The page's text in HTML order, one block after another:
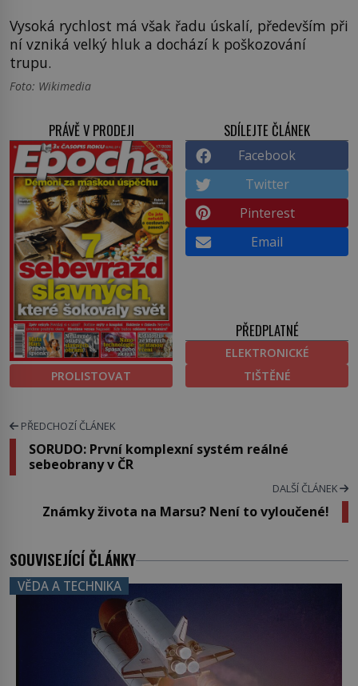
Vysoká rychlost má však řadu úskalí, především při
ní vzniká velký hluk a dochází k poškozování
trupu.
Foto: Wikimedia
PRÁVĚ V PRODEJI
PROLISTOVAT
SDÍLEJTE ČLÁNEK
Facebook
Twitter
Pinterest
Email
PŘEDPLATNÉ
ELEKTRONICKÉ
TIŠTĚNÉ
PŘEDCHOZÍ ČLÁNEK
SORUDO: První komplexní systém reálné
sebeobrany v ČR
DALŠÍ ČLÁNEK
Známky života na Marsu? Není to vyloučené!
SOUVISEJÍCÍ ČLÁNKY
VĚDA A TECHNIKA